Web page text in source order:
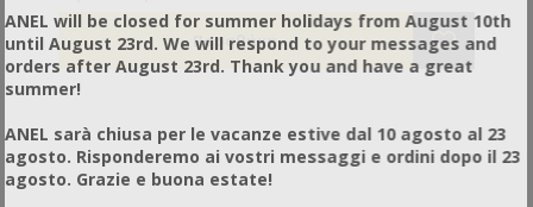
επιφάνεια διαστάσεων τουλάχιστον 20x20cm
απλώστε μία γενναία ποσότητα κόλλας (να έχει
τουλάχιστον 3-4χλσ πάχος). Στο κέντρο βάλτε
δόλωμα που θα έλξει τις σφήκες, αλλά όχι τις
γατοτροφές είναι ιδανικά δολώματα. Όταν η
επιφάνεια της παγίδας γεμίσει με έντομα ή εάν λόγω
υγρασίας ή θερμοκρασίας η επιφάνεια της κόλλας
ANEL will be closed for summer holidays from August 10th
until August 23rd. We will respond to your messages and
orders after August 23rd. Thank you and have a great
summer!
ANEL sarà chiusa per le vacanze estive dal 10 agosto al 23
agosto. Risponderemo ai vostri messaggi e ordini dopo il 23
agosto. Grazie e buona estate!